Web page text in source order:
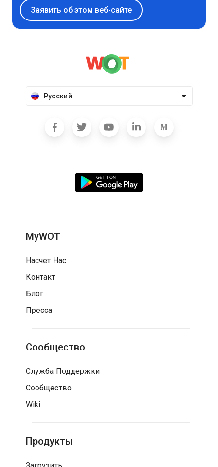
Заявить об этом веб-сайте
Русский
MyWOT
Насчет Нас
Контакт
Блог
Пресса
Сообщество
Служба Поддержки
Сообщество
Wiki
Продукты